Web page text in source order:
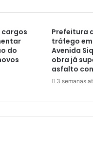
cargos
do
Prefeitura
tráfego
Avenida
obra já
asfalto
3 semanas